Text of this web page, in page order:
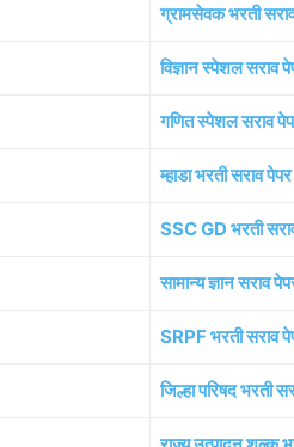
ग्रामसेवक भरती
विज्ञान स्पेशल सराव
गणित स्पेशल सराव
म्हाडा भरती सराव पेपर
SSC GD भरती
सामान्य ज्ञान सराव
SRPF भरती सराव
जिल्हा परिषद भरती